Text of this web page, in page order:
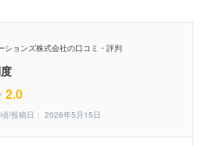
ションズ株式会社の口コミ・評判
2.0
/投稿日： 2026年5月15日